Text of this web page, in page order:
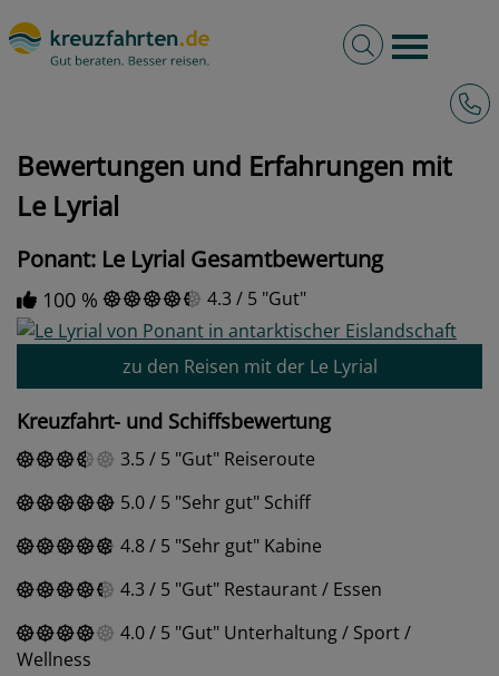
Burger
Volltextsuche
Bewertungen und Erfahrungen mit
Le Lyrial
Ponant: Le Lyrial Gesamtbewertung
100 % 4.3 / 5 Gut
zu den Reisen mit der Le Lyrial
Kreuzfahrt- und Schiffsbewertung
3.5/ 5 Gut Reiseroute
5.0/ 5 Sehr gut Schiff
4.8/ 5 Sehr gut Kabine
4.3 / 5 Gut Restaurant / Essen
4.0/ 5 Gut Unterhaltung / Sport /
Wellness